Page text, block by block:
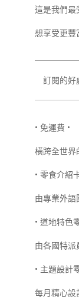
這是我們最
想享受更豐
訂閱的好
￣￣￣￣￣
• 免運費 •
橫跨全世界
• 零食介紹
由專業外
• 道地特色
由各國特
• 主題設計
每月精心設